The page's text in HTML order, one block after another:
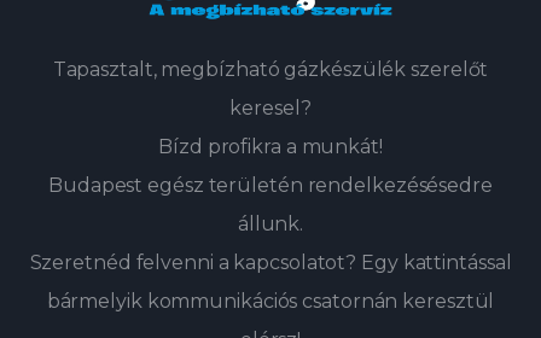
Tapasztalt, megbízható gázkészülék szerelőt
keresel?
Bízd profikra a munkát!
Budapest egész területén rendelkezésésedre
állunk.
Szeretnéd felvenni a kapcsolatot? Egy kattintással
bármelyik kommunikációs csatornán keresztül